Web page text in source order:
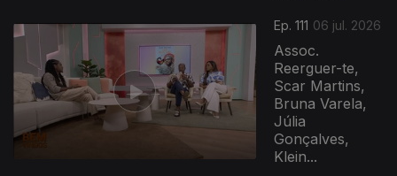
Ep. 111 06 jul. 2026
Assoc.
Reerguer-te,
Scar Martins,
Bruna Varela,
Júlia
Gonçalves,
Klein...